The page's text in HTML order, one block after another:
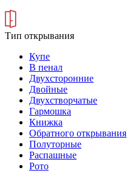
Тип открывания
Купе
В пенал
Двухсторонние
Двойные
Двухстворчатые
Гармошка
Книжка
Обратного открывания
Полуторные
Распашные
Рото